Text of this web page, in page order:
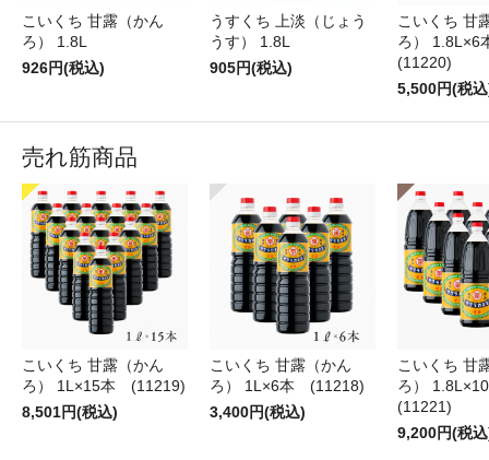
こいくち 甘露（かん
ろ） 1.8L
926円(税込)
うすくち 上淡（じょう
うす） 1.8L
905円(税込)
こいくち 甘
ろ）
(11220)
5,500円(税
売れ筋商品
こいくち 甘露（かん
ろ） 1L×15本 (11219)
8,501円(税込)
こいくち 甘露（かん
ろ） 1L×6本 (11218)
3,400円(税込)
こいくち 甘
ろ）
(11221)
9,200円(税